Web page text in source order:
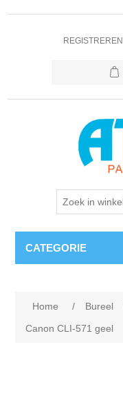
REGISTREREN
CATEGORIE
Home / Bureel
Canon CLI-571 geel